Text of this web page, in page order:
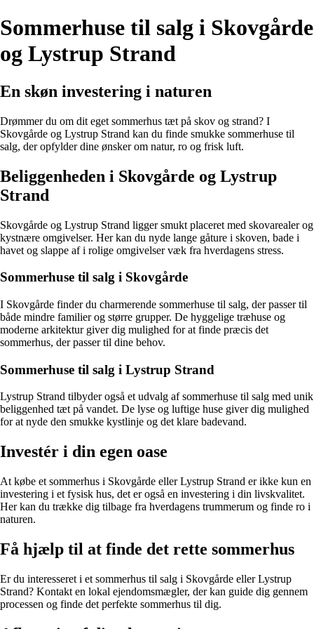
Sommerhuse til salg i Skovgårde
og Lystrup Strand
En skøn investering i naturen
Drømmer du om dit eget sommerhus tæt på skov og strand? I
Skovgårde og Lystrup Strand kan du finde smukke sommerhuse til
salg, der opfylder dine ønsker om natur, ro og frisk luft.
Beliggenheden i Skovgårde og Lystrup
Strand
Skovgårde og Lystrup Strand ligger smukt placeret med skovarealer og
kystnære omgivelser. Her kan du nyde lange gåture i skoven, bade i
havet og slappe af i rolige omgivelser væk fra hverdagens stress.
Sommerhuse til salg i Skovgårde
I Skovgårde finder du charmerende sommerhuse til salg, der passer til
både mindre familier og større grupper. De hyggelige træhuse og
moderne arkitektur giver dig mulighed for at finde præcis det
sommerhus, der passer til dine behov.
Sommerhuse til salg i Lystrup Strand
Lystrup Strand tilbyder også et udvalg af sommerhuse til salg med unik
beliggenhed tæt på vandet. De lyse og luftige huse giver dig mulighed
for at nyde den smukke kystlinje og det klare badevand.
Investér i din egen oase
At købe et sommerhus i Skovgårde eller Lystrup Strand er ikke kun en
investering i et fysisk hus, det er også en investering i din livskvalitet.
Her kan du trække dig tilbage fra hverdagens trummerum og finde ro i
naturen.
Få hjælp til at finde det rette sommerhus
Er du interesseret i et sommerhus til salg i Skovgårde eller Lystrup
Strand? Kontakt en lokal ejendomsmægler, der kan guide dig gennem
processen og finde det perfekte sommerhus til dig.